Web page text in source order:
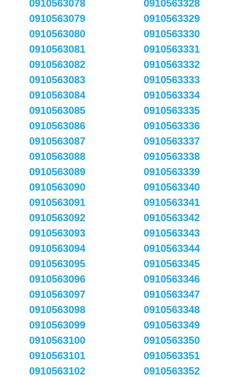
0910563078
0910563079
0910563080
0910563081
0910563082
0910563083
0910563084
0910563085
0910563086
0910563087
0910563088
0910563089
0910563090
0910563091
0910563092
0910563093
0910563094
0910563095
0910563096
0910563097
0910563098
0910563099
0910563100
0910563101
0910563102
0910563328
0910563329
0910563330
0910563331
0910563332
0910563333
0910563334
0910563335
0910563336
0910563337
0910563338
0910563339
0910563340
0910563341
0910563342
0910563343
0910563344
0910563345
0910563346
0910563347
0910563348
0910563349
0910563350
0910563351
0910563352